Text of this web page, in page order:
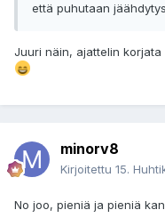
että puhutaan
Juuri näin, ajattelin
minorv8
Kirjoitettu 15.
No joo, pieniä ja pieniä